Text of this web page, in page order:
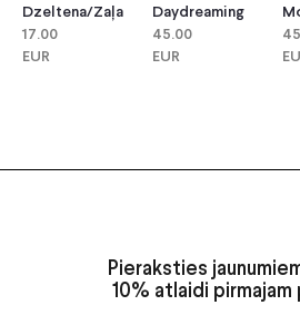
Dzeltena/Zaļa
17.00
EUR
Daydreaming
45.00
EUR
Pieraksties
10% atlaidi pirmajam